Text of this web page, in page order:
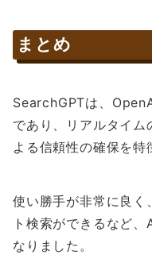
まとめ
SearchGPTは、
であり、リアルタイム
よる信頼性の確保を特
使い勝手が非常に良く
ト検索ができるなど
なりました。